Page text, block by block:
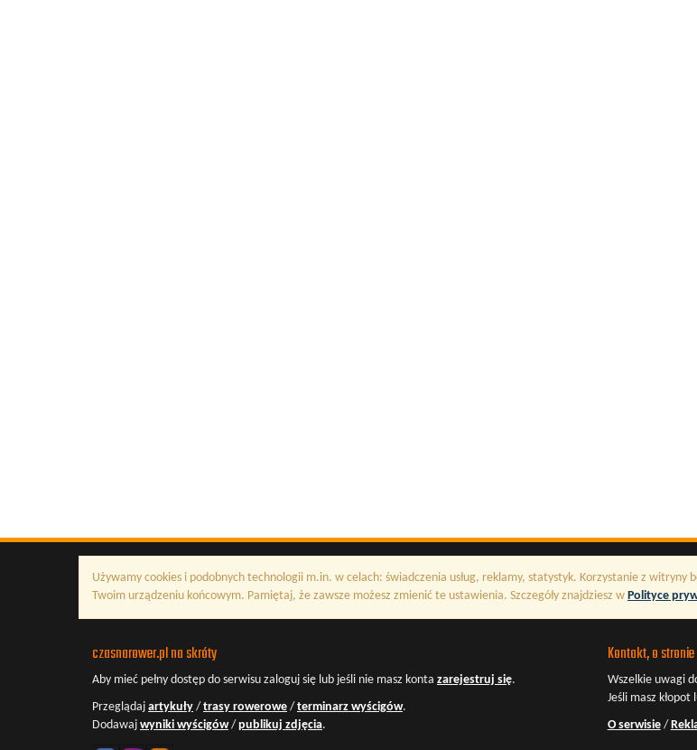
Używamy cookies i podobnych technologii m.in. w celach: świadczenia usług, reklamy, statystyk. Korzystanie z
Twoim urządzeniu końcowym. Pamiętaj, że zawsze możesz zmienić te ustawienia. Szczegóły znajdziesz w Polityce
czasnarower.pl na skróty
Aby mieć pełny dostęp do serwisu zaloguj się lub jeśli nie masz konta zarejestruj się.
Przeglądaj artykuły / trasy rowerowe / terminarz wyścigów.
Dodawaj wyniki wyścigów/ publikuj zdjęcia.
Kontakt, o stronie
Wszelkie uwagi
Jeśli masz
O serwisie/